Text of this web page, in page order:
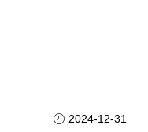
2024-12-31